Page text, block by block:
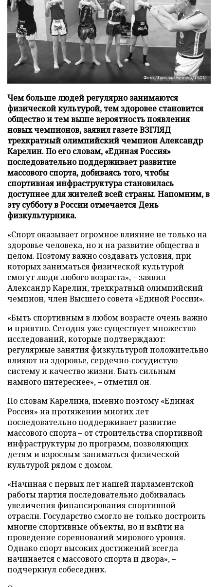
Фото: Ярослав Беляев/ТАСС
Чем больше людей регулярно занимаются
физической культурой, тем здоровее становится
общество и тем выше вероятность появления
новых чемпионов, заявил газете ВЗГЛЯД
трехкратный олимпийский чемпион Александр
Карелин. По его словам, «Единая Россия»
последовательно поддерживает развитие
массового спорта, добиваясь того, чтобы
спортивная инфраструктура становилась
доступнее для жителей всей страны. Напомним, в
эту субботу в России отмечается День
физкультурника.
«Спорт оказывает огромное влияние не только на
здоровье человека, но и на развитие общества в
целом. Поэтому важно создавать условия, при
которых заниматься физической культурой
смогут люди любого возраста», – заявил
Александр Карелин, трехкратный олимпийский
чемпион, член Высшего совета «Единой России».
«Быть спортивным в любом возрасте очень важно
и приятно. Сегодня уже существует множество
исследований, которые подтверждают:
регулярные занятия физкультурой положительно
влияют на здоровье, сердечно-сосудистую
систему и качество жизни. Быть сильным
намного интереснее», – отметил он.
По словам Карелина, именно поэтому «Единая
Россия» на протяжении многих лет
последовательно поддерживает развитие
массового спорта – от строительства спортивной
инфраструктуры до программ, позволяющих
детям и взрослым заниматься физической
культурой рядом с домом.
«Начиная с первых лет нашей парламентской
работы партия последовательно добивалась
увеличения финансирования спортивной
отрасли. Государство смогло не только достроить
многие спортивные объекты, но и выйти на
проведение соревнований мирового уровня.
Однако спорт высоких достижений всегда
начинается с массового спорта и двора», –
подчеркнул собеседник.